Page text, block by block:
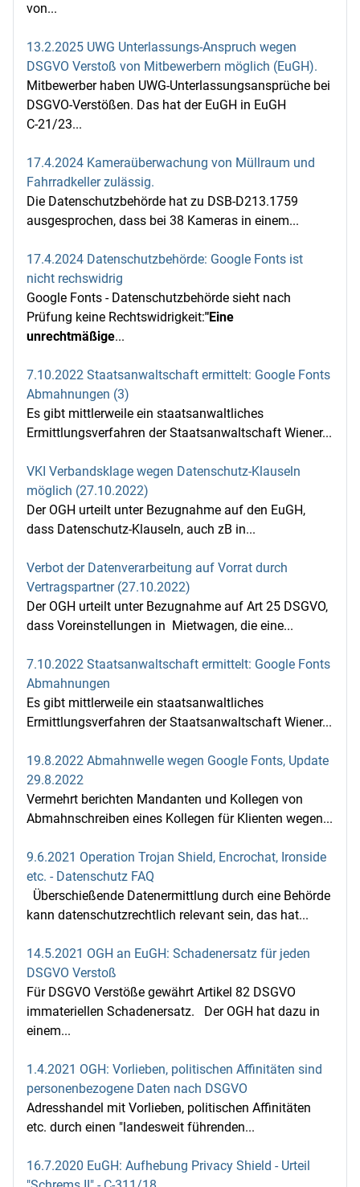
von...
13.2.2025 UWG Unterlassungs-Anspruch wegen
DSGVO Verstoß von Mitbewerbern möglich (EuGH).
Mitbewerber haben UWG-Unterlassungsansprüche bei
DSGVO-Verstößen. Das hat der EuGH in EuGH
C‑21/23...
17.4.2024 Kameraüberwachung von Müllraum und
Fahrradkeller zulässig.
Die Datenschutzbehörde hat zu DSB-D213.1759
ausgesprochen, dass bei 38 Kameras in einem...
17.4.2024 Datenschutzbehörde: Google Fonts ist
nicht rechswidrig
Google Fonts - Datenschutzbehörde sieht nach
Prüfung keine Rechtswidrigkeit:"Eine
unrechtmäßige...
7.10.2022 Staatsanwaltschaft ermittelt: Google Fonts
Abmahnungen (3)
Es gibt mittlerweile ein staatsanwaltliches
Ermittlungsverfahren der Staatsanwaltschaft Wiener...
VKI Verbandsklage wegen Datenschutz-Klauseln
möglich (27.10.2022)
Der OGH urteilt unter Bezugnahme auf den EuGH,
dass Datenschutz-Klauseln, auch zB in...
Verbot der Datenverarbeitung auf Vorrat durch
Vertragspartner (27.10.2022)
Der OGH urteilt unter Bezugnahme auf Art 25 DSGVO,
dass Voreinstellungen in Mietwagen, die eine...
7.10.2022 Staatsanwaltschaft ermittelt: Google Fonts
Abmahnungen
Es gibt mittlerweile ein staatsanwaltliches
Ermittlungsverfahren der Staatsanwaltschaft Wiener...
19.8.2022 Abmahnwelle wegen Google Fonts, Update
29.8.2022
Vermehrt berichten Mandanten und Kollegen von
Abmahnschreiben eines Kollegen für Klienten wegen...
9.6.2021 Operation Trojan Shield, Encrochat, Ironside
etc. - Datenschutz FAQ
Überschießende Datenermittlung durch eine Behörde
kann datenschutzrechtlich relevant sein, das hat...
14.5.2021 OGH an EuGH: Schadenersatz für jeden
DSGVO Verstoß
Für DSGVO Verstöße gewährt Artikel 82 DSGVO
immateriellen Schadenersatz. Der OGH hat dazu in
einem...
1.4.2021 OGH: Vorlieben, politischen Affinitäten sind
personenbezogene Daten nach DSGVO
Adresshandel mit Vorlieben, politischen Affinitäten
etc. durch einen "landesweit führenden...
16.7.2020 EuGH: Aufhebung Privacy Shield - Urteil